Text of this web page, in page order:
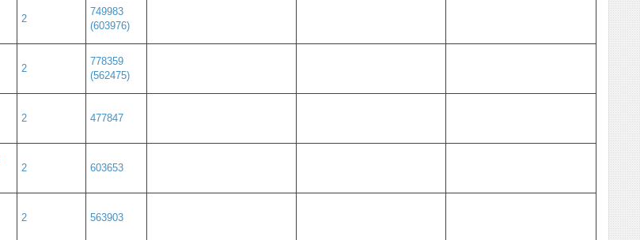
2
749983
(603976)
2
778359
(562475)
2 477847
2 603653
2 563903